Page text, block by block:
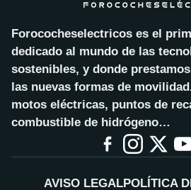
Forococheselectricos es el
dedicado al mundo de las
sostenibles, y donde
las nuevas formas de
motos eléctricas, puntos de
combustible de hidrógeno…
AVISO LEGALPOLÍTICA